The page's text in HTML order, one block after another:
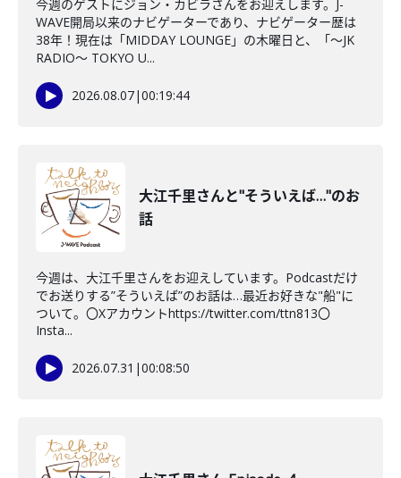
今週のゲストにジョン・カビラさんをお迎えします。J-
WAVE開局以来のナビゲーターであり、ナビゲーター歴は
38年！現在は「MIDDAY LOUNGE」の木曜日と、「〜JK
RADIO〜 TOKYO U...
2026.08.07|00:19:44
大江千里さんと"そういえば…"のお
話
今週は、大江千里さんをお迎えしています。Podcastだけ
でお送りする”そういえば”のお話は…最近お好きな"船"に
ついて。〇Xアカウントhttps://twitter.com/ttn813〇
Insta...
2026.07.31 |00:08:50